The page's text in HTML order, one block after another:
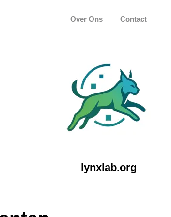
Over Ons Contact
lynxlab.org